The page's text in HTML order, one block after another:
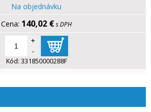
Na objednávku
140,02 €s DPH
+
-
Kód: 331850000288F